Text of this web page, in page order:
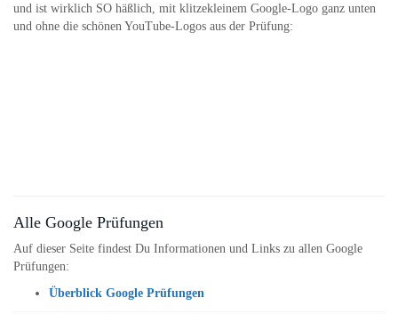
und ist wirklich SO häßlich, mit klitzekleinem Google-Logo ganz unten
und ohne die schönen YouTube-Logos aus der Prüfung:
Alle Google Prüfungen
Auf dieser Seite findest Du Informationen und Links zu allen Google
Prüfungen:
Überblick Google Prüfungen